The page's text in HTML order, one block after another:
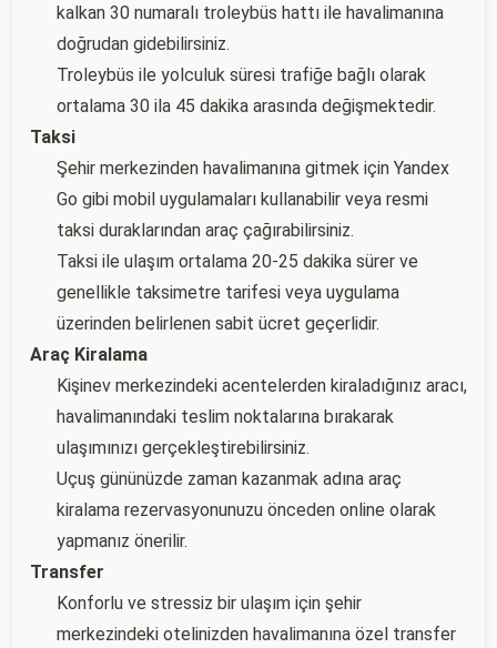
kalkan 30 numaralı troleybüs hattı ile havalimanına
doğrudan gidebilirsiniz.
Troleybüs ile yolculuk süresi trafiğe bağlı olarak
ortalama 30 ila 45 dakika arasında değişmektedir.
Taksi
Şehir merkezinden havalimanına gitmek için Yandex
Go gibi mobil uygulamaları kullanabilir veya resmi
taksi duraklarından araç çağırabilirsiniz.
Taksi ile ulaşım ortalama 20-25 dakika sürer ve
genellikle taksimetre tarifesi veya uygulama
üzerinden belirlenen sabit ücret geçerlidir.
Araç Kiralama
Kişinev merkezindeki acentelerden kiraladığınız aracı,
havalimanındaki teslim noktalarına bırakarak
ulaşımınızı gerçekleştirebilirsiniz.
Uçuş gününüzde zaman kazanmak adına araç
kiralama rezervasyonunuzu önceden online olarak
yapmanız önerilir.
Transfer
Konforlu ve stressiz bir ulaşım için şehir
merkezindeki otelinizden havalimanına özel transfer